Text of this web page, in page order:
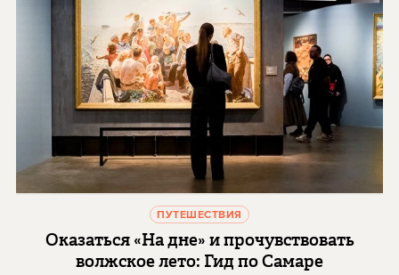
ПУТЕШЕСТВИЯ
Оказаться «На дне» и прочувствовать
волжское лето: Гид по Самаре